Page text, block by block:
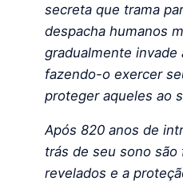
secreta que trama
despacha humanos
gradualmente invade
fazendo-o exercer
proteger aqueles ao
Após 820 anos de
trás de seu sono são
revelados e a